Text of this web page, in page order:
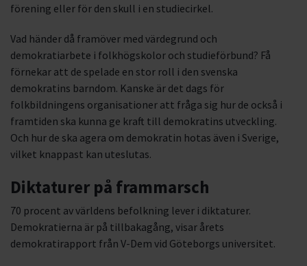
förening eller för den skull i en studiecirkel.
Vad händer då framöver med värdegrund och
demokratiarbete i folkhögskolor och studieförbund? Få
förnekar att de spelade en stor roll i den svenska
demokratins barndom. Kanske är det dags för
folkbildningens organisationer att fråga sig hur de också i
framtiden ska kunna ge kraft till demokratins utveckling.
Och hur de ska agera om demokratin hotas även i Sverige,
vilket knappast kan uteslutas.
Diktaturer på frammarsch
70 procent av världens befolkning lever i diktaturer.
Demokratierna är på tillbakagång, visar årets
demokratirapport från V-Dem vid Göteborgs universitet.